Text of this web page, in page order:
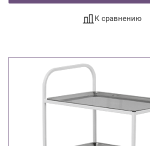
К сравнению